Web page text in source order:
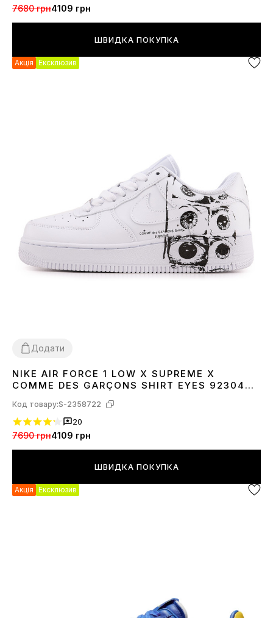
7680 грн4109 грн
ШВИДКА ПОКУПКА
Акція Ексклюзив
Додати
3637 38 39 40414243 4445
NIKE AIR FORCE 1 LOW X SUPREME X
COMME DES GARÇONS SHIRT EYES 923044-
Код товару:S-2358722
20
7690 грн4109 грн
ШВИДКА ПОКУПКА
Акція Ексклюзив